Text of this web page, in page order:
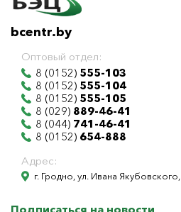
bcentr.by
Оптовый отдел:
8 (0152) 555-103
8 (0152) 555-104
8 (0152) 555-105
8 (029) 889-46-41
8 (044) 741-46-41
8 (0152) 654-888
Адрес:
г. Гродно, ул. Ивана